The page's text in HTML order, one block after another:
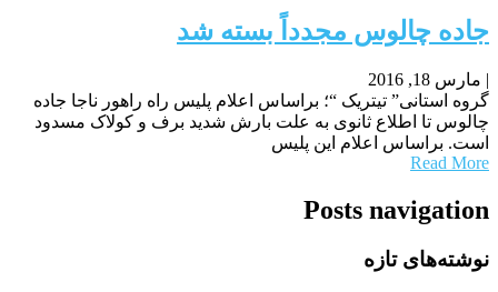
جاده چالوس مجدداً بسته شد
| مارس 18, 2016
گروه استانی” تیتریک “؛ براساس اعلام پلیس راه راهور ناجا جاده
چالوس تا اطلاع ثانوی به علت بارش شدید برف و کولاک مسدود
است. براساس اعلام این پلیس
Read More
Posts navigation
نوشته‌های تازه